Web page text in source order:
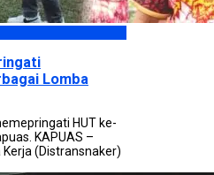
Lomba
HUT ke-
KAPUAS –
(Distransnaker)